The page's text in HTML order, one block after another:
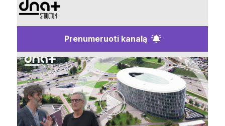
Prenumeruoti kanalą